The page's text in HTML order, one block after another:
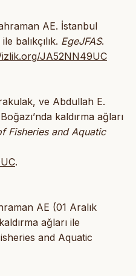
AE. İstanbul
balıkçılık. EgeJFAS.
JA52NN49UC
ve Abdullah E.
kaldırma ağları
Fisheries and Aquatic
.
AE (01 Aralık
ağları ile
and Aquatic